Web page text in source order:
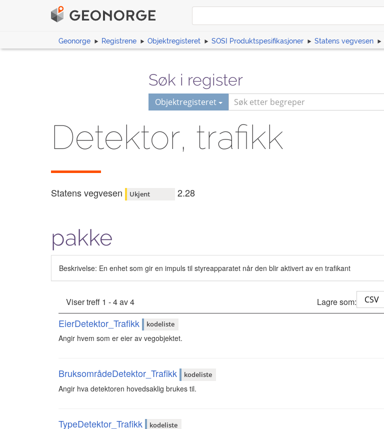
Geonorge Registrene Objektregisteret SOSI Produktspesifikasjoner Statens vegvesen
Søk i register
Objektregisteret
Detektor, trafikk
Statens vegvesen Ukjent 2.28
pakke
Beskrivelse: En enhet som gir en impuls til styreapparatet når den blir aktivert av en trafikant
Viser treff 1 - 4 av 4 Lagre som:
EierDetektor_Trafikk kodeliste
Angir hvem som er eier av vegobjektet.
BruksområdeDetektor_Trafikk kodeliste
Angir hva detektoren hovedsaklig brukes til.
TypeDetektor_Trafikk kodeliste